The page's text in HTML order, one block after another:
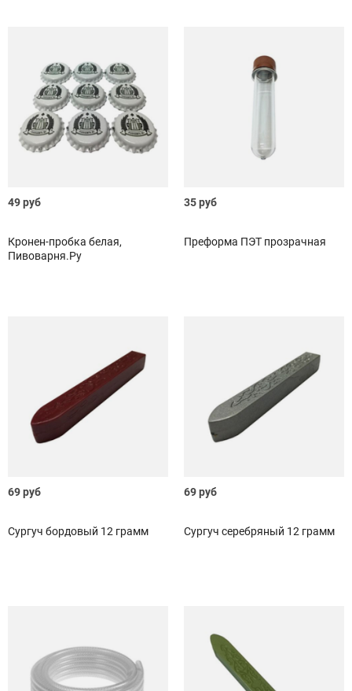
49 руб
Кронен-пробка белая,
Пивоварня.Ру
35 руб
Преформа ПЭТ прозрачная
69 руб
Сургуч бордовый 12 грамм
69 руб
Сургуч серебряный 12 грамм